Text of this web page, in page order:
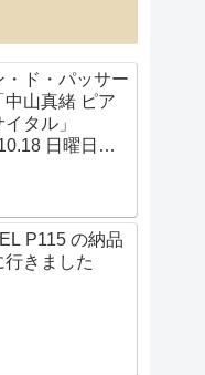
・ド・パッサー
中山真緒 ピア
イタル」
日曜日
P115 の納品
行きました